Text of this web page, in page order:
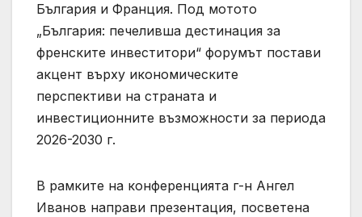
България и Франция. Под мотото
„България: печеливша дестинация за
френските инвеститори“ форумът постави
акцент върху икономическите
перспективи на страната и
инвестиционните възможности за периода
2026-2030 г.
В рамките на конференцията г-н Ангел
Иванов направи презентация, посветена